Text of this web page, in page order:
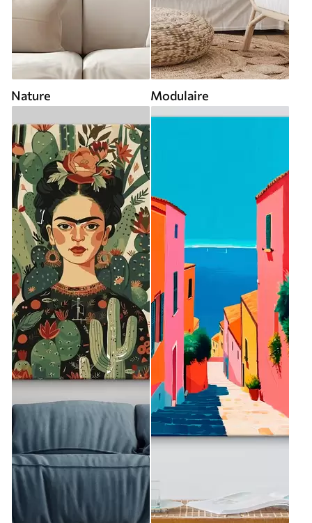
Nature Modulaire